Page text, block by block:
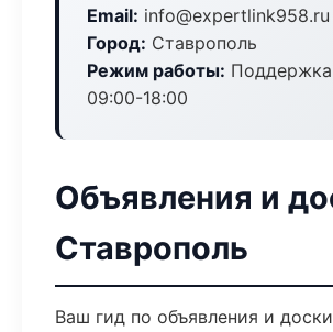
Email: info@expertlink958.ru
Город: Ставрополь
Режим работы:
09:00-18:00
Объявления и
Ставрополь
Ваш гид по объявления и